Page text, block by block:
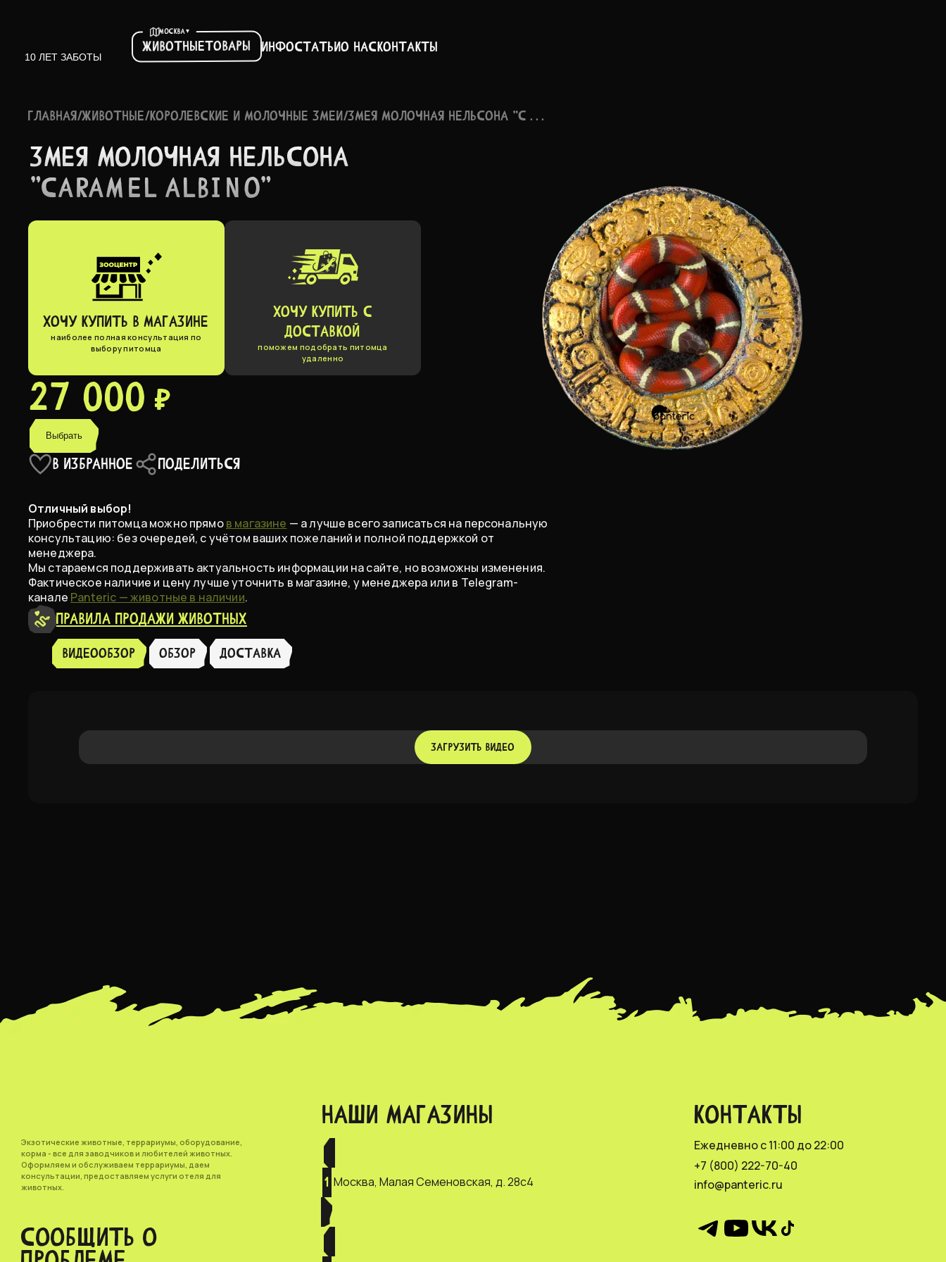
10 ЛЕТ ЗАБОТЫ
МОСКВА▾
ЖивотныеТовары ИнфостатьиО насКонтакты
ГЛАВНАЯ/ЖИВОТНЫЕ/КОРОЛЕВСКИЕ И МОЛОЧНЫЕ ЗМЕИ/ЗМЕЯ МОЛОЧНАЯ НЕЛЬСОНА "C . . .
ЗМЕЯ МОЛОЧ­НАЯ НЕЛЬС­ОНА
"CARAMEL ALBINO"
ХОЧУ КУПИТЬ В МАГАЗИНЕ
наиболее полная консультация по
выбору питомца
ХОЧУ КУПИТЬ C
ДОСТАВКОЙ
поможем подобрать питомца
удаленно
27 000 ₽
Выбрать
В ИЗБРАННОЕ ПОДЕЛИТЬСЯ
Отличный выбор!
Приобрести питомца можно прямов магазине — а лучше всего записаться на персональную
консультацию: без очередей, с учётом ваших пожеланий и полной поддержкой от
менеджера.
Мы стараемся поддерживать актуальность информации на сайте, но возможны изменения.
Фактическое наличие и цену лучше уточнить в магазине, у менеджера или в Telegram-
канале Panteric — животные в наличии.
Правила продажи животных
Видеообзор Обзор доставка
ЗАГРУЗИТЬ ВИДЕО
Экзотические животные, террариумы, оборудование,
корма - все для заводчиков и любителей животных.
Оформляем и обслуживаем террариумы, даем
консультации, предоставляем услуги отеля для
животных.
СООБЩИТЬ О
НАШИ МАГАЗИНЫ
1 Москва, Малая Семеновская, д. 28с4
КОНТАКТЫ
Ежедневно с 11:00 до 22:00
+7 (800) 222-70-40
info@panteric.ru